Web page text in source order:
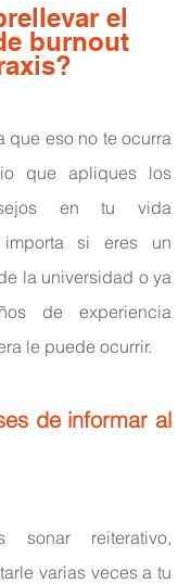
el
burnout
que eso no te ocurra
que apliques los
en tu vida
importa si eres un
la universidad o ya
de experiencia
le puede ocurrir.
de informar al
sonar reiterativo,
varias veces a tu